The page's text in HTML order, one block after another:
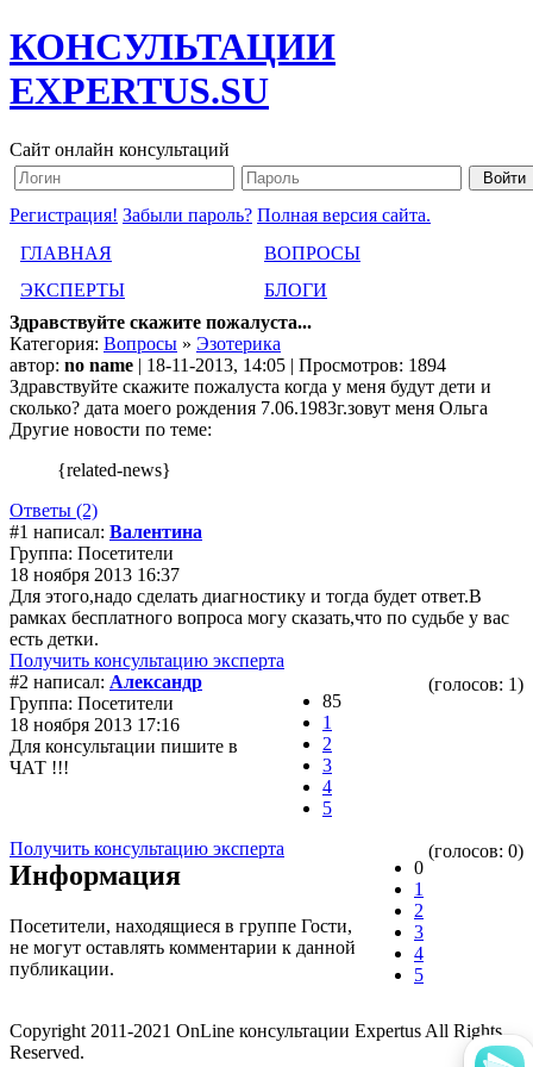
КОНСУЛЬТАЦИИ
EXPERTUS.SU
Сайт онлайн консультаций
Регистрация! Забыли пароль? Полная версия сайта.
ГЛАВНАЯ
ВОПРОСЫ
ЭКСПЕРТЫ
БЛОГИ
Здравствуйте скажите пожалуста...
Категория: Вопросы » Эзотерика
автор: no name | 18-11-2013, 14:05 | Просмотров: 1894
Здравствуйте скажите пожалуста когда у меня будут дети и
сколько? дата моего рождения 7.06.1983г.зовут меня Ольга
Другие новости по теме:
{related-news}
Ответы (2)
#1 написал: Валентина
Группа: Посетители
18 ноября 2013 16:37
Для этого,надо сделать диагностику и тогда будет ответ.В
рамках бесплатного вопроса могу сказать,что по судьбе у вас
есть детки.
Получить консультацию эксперта
85
1
2
3
4
5
(голосов: 1)
#2 написал: Александр
Группа: Посетители
18 ноября 2013 17:16
Для консультации пишите в
ЧАТ !!!
Получить консультацию эксперта
0
1
2
3
4
5
(голосов: 0)
Информация
Посетители, находящиеся в группе Гости,
не могут оставлять комментарии к данной
публикации.
Copyright 2011-2021 OnLine консультации Expertus All Rights
Reserved.